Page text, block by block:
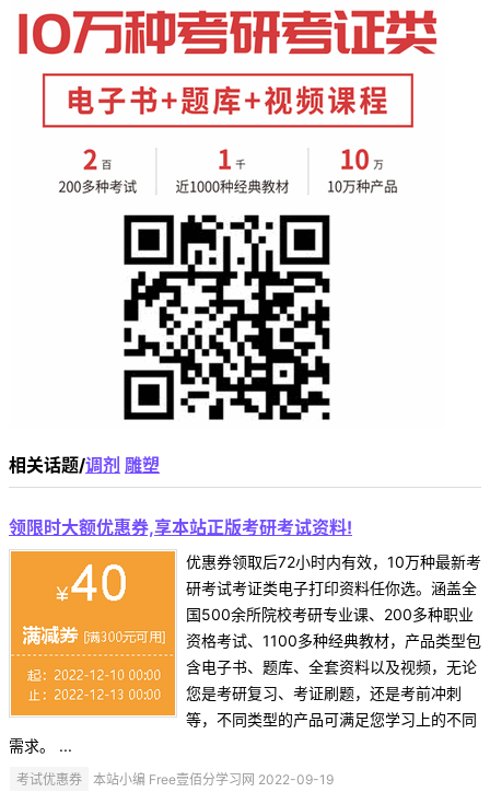
相关话题/调剂 雕塑
领限时大额优惠券,享本站正版考研考试资料!
优惠券领取后72小时内有效，10万种最新考
研考试考证类电子打印资料任你选。涵盖全
国500余所院校考研专业课、200多种职业
资格考试、1100多种经典教材，产品类型包
含电子书、题库、全套资料以及视频，无论
您是考研复习、考证刷题，还是考前冲刺
等，不同类型的产品可满足您学习上的不同
需求。 ...
考试优惠券 本站小编 Free壹佰分学习网 2022-09-19